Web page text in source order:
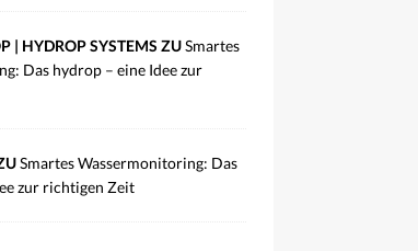
| HYDROP SYSTEMS ZUSmartes
Das hydrop – eine Idee zur
Smartes Wassermonitoring: Das
zur richtigen Zeit